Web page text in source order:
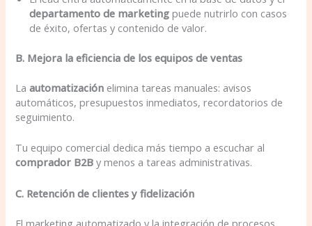
departamento de marketing puede nutrirlo con casos
de éxito, ofertas y contenido de valor.
B. Mejora la eficiencia de los equipos de ventas
Laautomatización elimina tareas manuales: avisos
automáticos, presupuestos inmediatos, recordatorios de
seguimiento.
Tu equipo comercial dedica más tiempo a escuchar al
comprador B2B y menos a tareas administrativas.
C. Retención de clientes y fidelización
El marketing automatizado y la integración de procesos